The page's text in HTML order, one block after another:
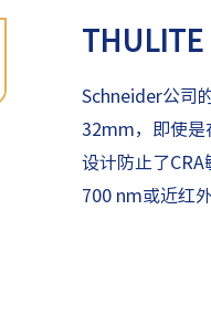
Schneider公司
32mm，即使是
设计防止了
700 nm或近红